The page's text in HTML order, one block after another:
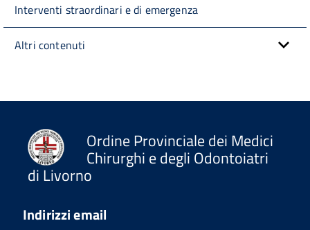
Interventi straordinari e di emergenza
Altri contenuti
Ordine Provinciale dei Medici
Chirurghi e degli Odontoiatri
di Livorno
Indirizzi email